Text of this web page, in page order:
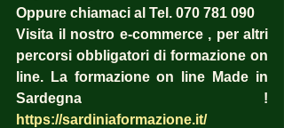
Oppure chiamaci al Tel. 070 781 090
Visita il nostro e-commerce , per altri
percorsi obbligatori di formazione on
line. La formazione on line Made in
https://sardiniaformazione.it/